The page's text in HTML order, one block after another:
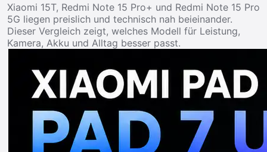
Xiaomi 15T, Redmi Note 15 Pro+ und Redmi Note 15 Pro
5G liegen preislich und technisch nah beieinander.
Dieser Vergleich zeigt, welches Modell für Leistung,
Kamera, Akku und Alltag besser passt.